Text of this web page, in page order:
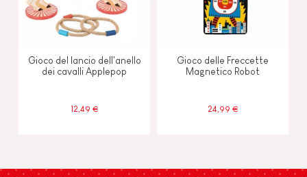
Gioco del lancio dell'anello
dei cavalli Applepop
12,49 €
Gioco delle Freccette
Magnetico Robot
24,99 €